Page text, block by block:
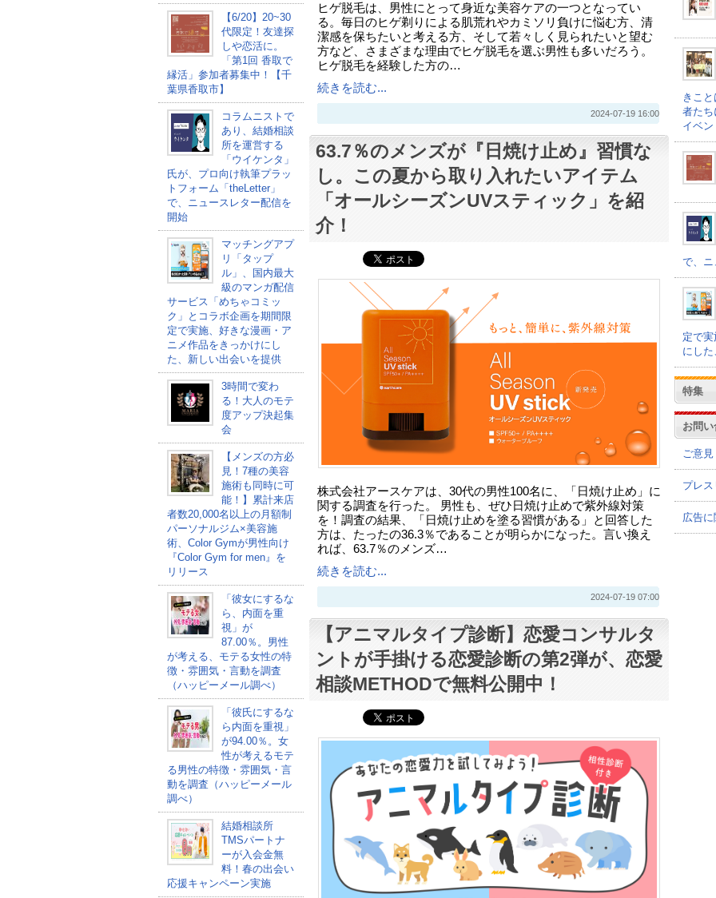
【6/20】20~30
代限定！友達探
しや恋活に。
「第1回 香取で
縁活」参加者募集中！【千
葉県香取市】
コラムニストで
あり、結婚相談
所を運営する
「ウイケンタ」
氏が、プロ向け執筆プラッ
トフォーム「theLetter」
で、ニュースレター配信を
開始
マッチングアプ
リ「タップ
ル」、国内最大
級のマンガ配信
サービス「めちゃコミッ
ク」とコラボ企画を期間限
定で実施、好きな漫画・ア
ニメ作品をきっかけにし
た、新しい出会いを提供
3時間で変わ
る！大人のモテ
度アップ決起集
会
【メンズの方必
見！7種の美容
施術も同時に可
能！】累計来店
者数20,000名以上の月額制
パーソナルジム×美容施
術、Color Gymが男性向け
『Color Gym for men』を
リリース
「彼女にするな
ら、内面を重
視」が
87.00％。男性
が考える、モテる女性の特
徴・雰囲気・言動を調査
（ハッピーメール調べ）
「彼氏にするな
ら内面を重視」
が94.00％。女
性が考えるモテ
る男性の特徴・雰囲気・言
動を調査（ハッピーメール
調べ）
結婚相談所
TMSパートナ
ーが入会金無
料！春の出会い
応援キャンペーン実施
ヒゲ脱毛は、男性にとって身近な美容ケアの一つとなってい
る。毎日のヒゲ剃りによる肌荒れやカミソリ負けに悩む方、清
潔感を保ちたいと考える方、そして若々しく見られたいと望む
方など、さまざまな理由でヒゲ脱毛を選ぶ男性も多いだろう。
ヒゲ脱毛を経験した方の…
続きを読む...
2024-07-19 16:00
63.7％のメンズが『日焼け止め』習慣な
し。この夏から取り入れたいアイテム
「オールシーズンUVスティック」を紹
介！
株式会社アースケアは、30代の男性100名に、「日焼け止め」に
関する調査を行った。 男性も、ぜひ日焼け止めで紫外線対策
を！調査の結果、「日焼け止めを塗る習慣がある」と回答した
方は、たったの36.3％であることが明らかになった。言い換え
れば、63.7％のメンズ…
続きを読む...
2024-07-19 07:00
【アニマルタイプ診断】恋愛コンサルタ
ントが手掛ける恋愛診断の第2弾が、恋愛
相談METHODで無料公開中！
きこ
者たち
イベン
で、ニ
定で
にし
特集
お問
ご意
プレ
広告